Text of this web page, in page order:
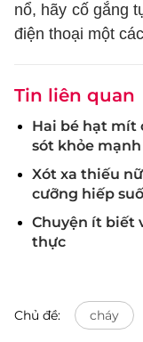
nổ, hãy cố gắng
điện thoại một
Tin liên quan
Hai bé hạt mít
sót khỏe mạnh
Xót xa thiếu
cưỡng hiếp
Chuyện ít biết
thực
Chủ đề: cháy